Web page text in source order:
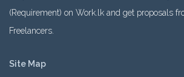
(Requirement) on Work.lk and get proposals
Freelancers.
Site Map